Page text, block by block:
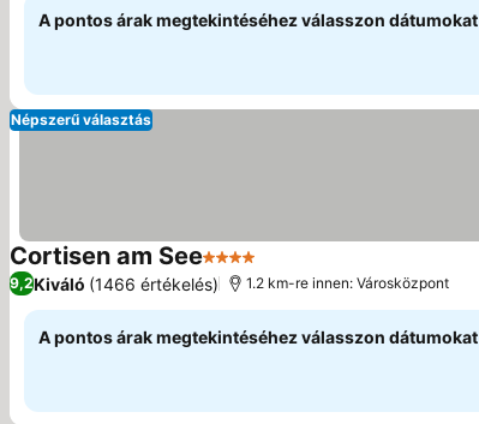
A pontos árak megtekintéséhez válasszon dátumokat
Népszerű választás
Cortisen am See4 Kategória
9,2Kiváló (1466 értékelés) 1.2 km-re innen: Városközpont
A pontos árak megtekintéséhez válasszon dátumokat